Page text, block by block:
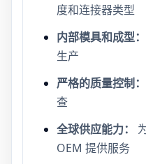
度和连接器类型
内部模具和成型：
生产
严格的质量控制：
查
全球供应能力：
OEM 提供服务